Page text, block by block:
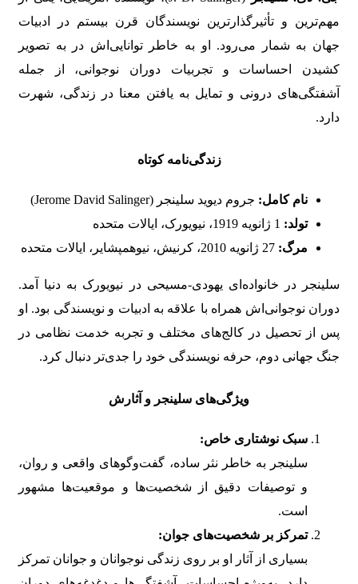
مهم‌ترین و تأثیرگذارترین نویسندگان قرن بیستم در ادبیات
جهان به شمار می‌رود. او به خاطر توانایی‌اش در به تصویر
کشیدن احساسات و تجربیات دوران نوجوانی، از جمله
آشفتگی‌های درونی و تمایل به یافتن معنا در زندگی، شهرت
دارد.
زندگی‌نامه کوتاه
نام کامل: جروم دیوید سلینجر (Jerome David Salinger)
تولد:
مرگ:
سلینجر در خانواده‌ای یهودی-مسیحی در نیویورک به دنیا آمد.
دوران نوجوانی‌اش همراه با علاقه به ادبیات و نویسندگی بود. او
پس از تحصیل در کالج‌های مختلف و تجربه خدمت نظامی در
جنگ جهانی دوم، حرفه نویسندگی خود را جدی‌تر دنبال کرد.
ویژگی‌های سلینجر و آثارش
سبک نوشتاری خاص:
سلینجر به خاطر نثر ساده، گفت‌وگوهای واقعی و روان،
و توصیفات دقیق از شخصیت‌ها و موقعیت‌ها مشهور
است.
تمرکز بر شخصیت‌های جوان:
بسیاری از آثار او بر روی زندگی نوجوانان و جوانان تمرکز